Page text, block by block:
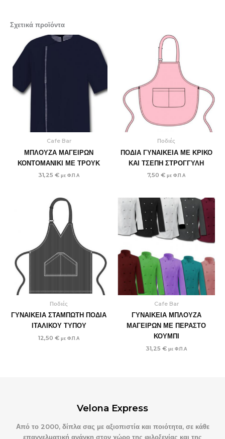
Σχετικά προϊόντα
Cafe Bar
ΜΠΛΟΥΖΑ ΜΑΓΕΙΡΩΝ
ΚΟΝΤΟΜΑΝΙΚΙ ΜΕ ΤΡΟΥΚ
31,25 € με Φ.Π.Α
Ποδιές
ΠΟΔΙΑ ΓΥΝΑΙΚΕΙΑ ΜΕ ΚΡΙΚΟ
ΚΑΙ ΤΣΕΠΗ ΣΤΡΟΓΓΥΛΗ
7,50 € με Φ.Π.Α
Ποδιές
ΓΥΝΑΙΚΕΙΑ ΣΤΑΜΠΩΤΗ ΠΟΔΙΑ
ΙΤΑΛΙΚΟΥ ΤΥΠΟΥ
12,50 € με Φ.Π.Α
Cafe Bar
ΓΥΝΑΙΚΕΙΑ ΜΠΛΟΥΖΑ
ΜΑΓΕΙΡΩΝ ΜΕ ΠΕΡΑΣΤΟ
ΚΟΥΜΠΙ
31,25 € με Φ.Π.Α
Velona Express
Από το 2000, δίπλα σας με αξιοπιστία και ποιότητα, σε κάθε
επαγγελματική ανάγκη στον χώρο της φιλοξενίας και της